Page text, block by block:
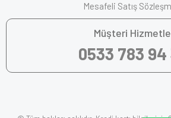
Mesafeli Satış
Müşteri
0533 783 94